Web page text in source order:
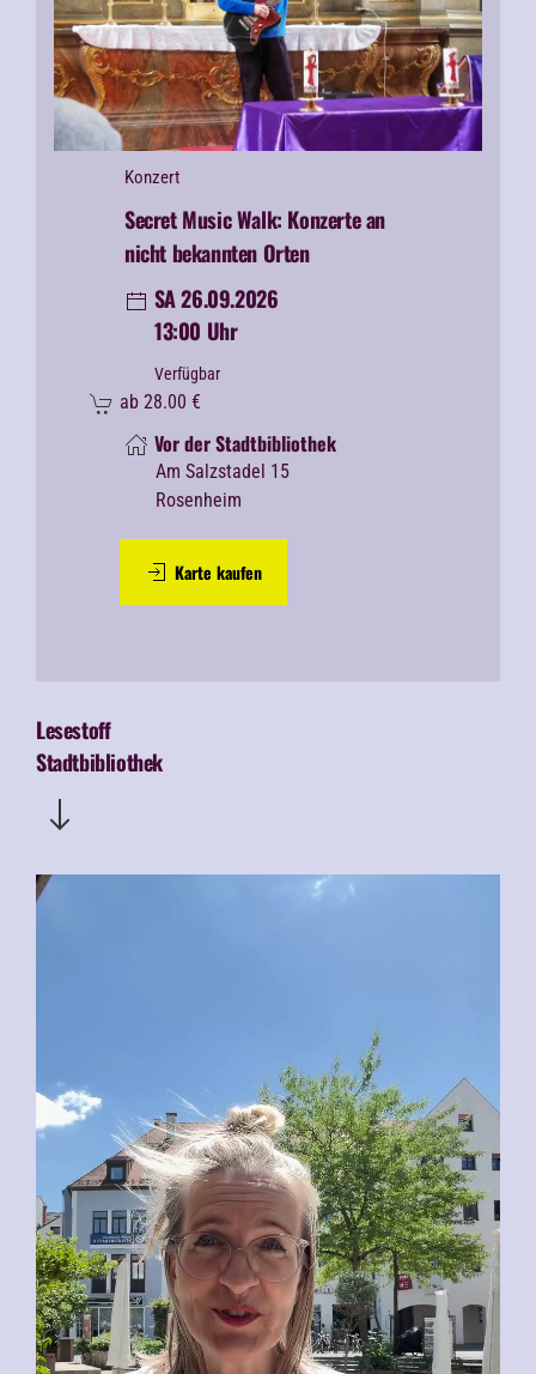
Konzert
Secret Music Walk: Konzerte an
nicht bekannten Orten
SA 26.09.2026
13:00 Uhr
Verfügbar
ab 28.00 €
Vor der Stadtbibliothek
Am Salzstadel 15
Rosenheim
Karte kaufen
Lesestoff
Stadtbibliothek